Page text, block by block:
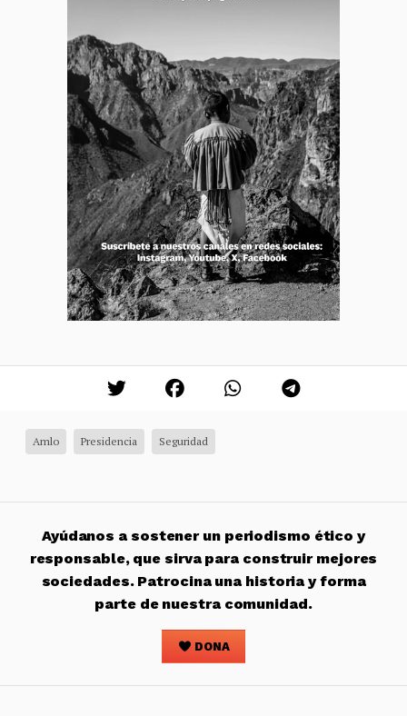
Amlo Presidencia Seguridad
Ayúdanos a sostener un periodismo ético y
responsable, que sirva para construir mejores
sociedades. Patrocina una historia y forma
parte de nuestra comunidad.
DONA